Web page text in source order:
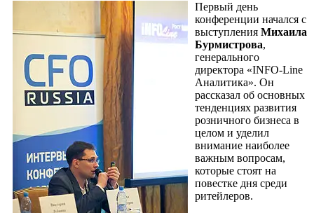
Первый день
конференции начался с
выступления Михаила
Бурмистрова,
генерального
директора «INFO-Line
Аналитика». Он
рассказал об основных
тенденциях развития
розничного бизнеса в
целом и уделил
внимание наиболее
важным вопросам,
которые стоят на
повестке дня среди
ритейлеров.